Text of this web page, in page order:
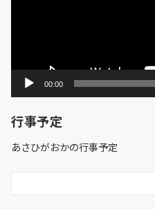
00:00
行事予定
あさひがおかの行事予定